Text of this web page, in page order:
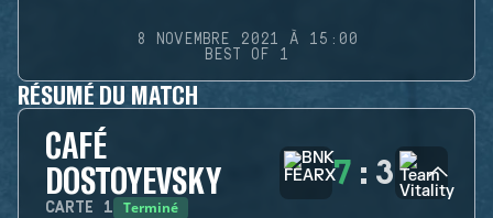
8 NOVEMBRE 2021 À 15:00
BEST OF 1
RÉSUMÉ DU MATCH
CAFÉ
DOSTOYEVSKY
CARTE 1 Terminé
7 : 3